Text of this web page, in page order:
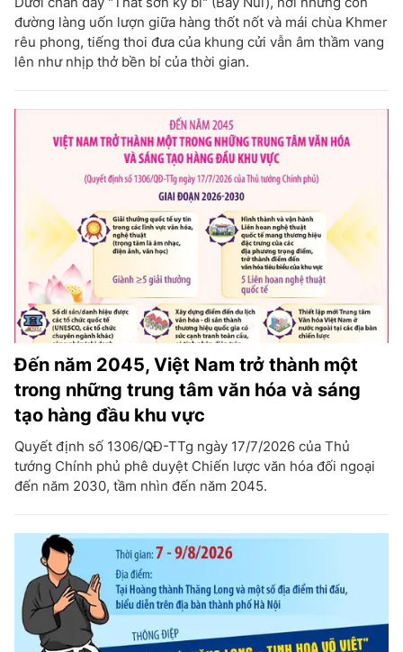
đường làng uốn lượn giữa hàng thốt nốt và mái chùa Khmer
rêu phong, tiếng thoi đưa của khung cửi vẫn âm thầm vang
lên như nhịp thở bền bỉ của thời gian.
Đến năm 2045, Việt Nam trở thành một
trong những trung tâm văn hóa và sáng
tạo hàng đầu khu vực
Quyết định số 1306/QĐ-TTg ngày 17/7/2026 của Thủ
tướng Chính phủ phê duyệt Chiến lược văn hóa đối ngoại
đến năm 2030, tầm nhìn đến năm 2045.